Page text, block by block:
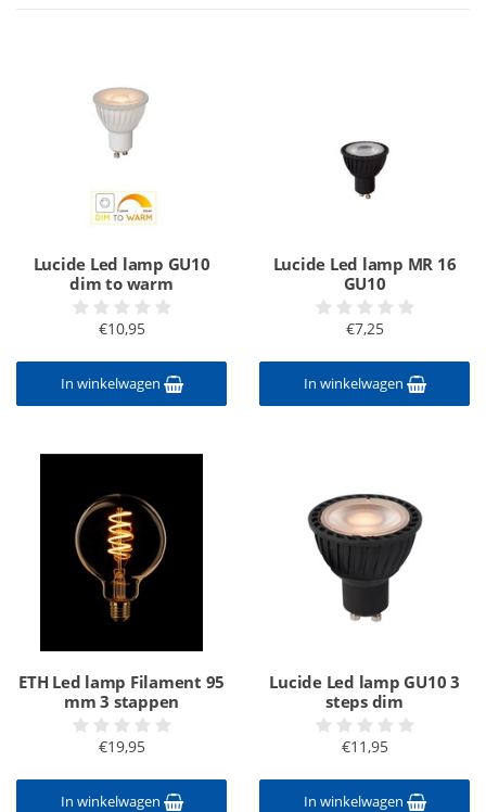
Lucide Led lamp GU10
dim to warm
€10,95
In winkelwagen
Lucide Led lamp MR 16
GU10
€7,25
In winkelwagen
ETH Led lamp Filament 95
mm 3 stappen
€19,95
In winkelwagen
Lucide Led lamp GU10 3
steps dim
€11,95
In winkelwagen